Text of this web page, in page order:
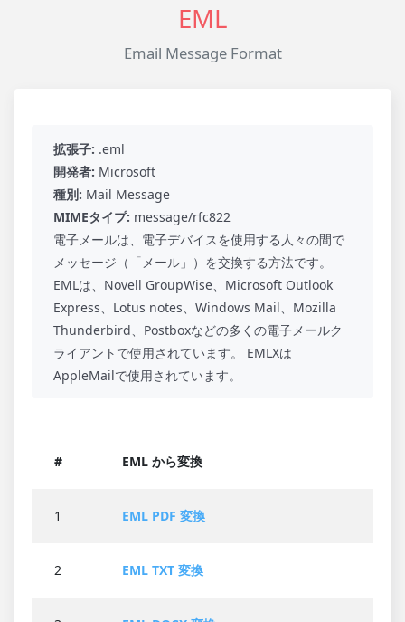
EML
Email Message Format
拡張子: .eml
開発者: Microsoft
種別: Mail Message
MIMEタイプ: message/rfc822
電子メールは、電子デバイスを使用する人々の間で
メッセージ（「メール」）を交換する方法です。
EMLは、Novell GroupWise、Microsoft Outlook
Express、Lotus notes、Windows Mail、Mozilla
Thunderbird、Postboxなどの多くの電子メールク
ライアントで使用されています。 EMLXは
AppleMailで使用されています。
# EML から変換
1 EML PDF 変換
2 EML TXT 変換